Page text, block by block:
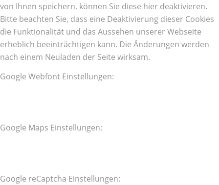
von Ihnen speichern, können Sie diese hier deaktivieren.
Bitte beachten Sie, dass eine Deaktivierung dieser Cookies
die Funktionalität und das Aussehen unserer Webseite
erheblich beeinträchtigen kann. Die Änderungen werden
nach einem Neuladen der Seite wirksam.
Google Webfont Einstellungen:
Google Maps Einstellungen:
Google reCaptcha Einstellungen: